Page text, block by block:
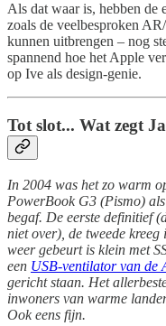
Als dat waar is, hebben de
zoals de veelbesproken
kunnen uitbrengen – nog
spannend hoe het Apple
op Ive als design-genie.
Tot slot... Wat zegt
In 2004 was het zo warm
PowerBook G3 (Pismo)
begaf. De eerste definitief
niet over), de tweede
weer gebeurt is klein met
een USB-ventilator van de
gericht staan. Het
inwoners van warme
Ook eens fijn.